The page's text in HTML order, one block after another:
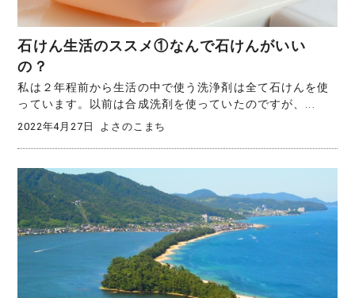
石けん生活のススメ①なんで石けんがいい
の？
私は２年程前から生活の中で使う洗浄剤は全て石けんを使
っています。以前は合成洗剤を使っていたのですが、...
2022年4月27日 よさのこまち